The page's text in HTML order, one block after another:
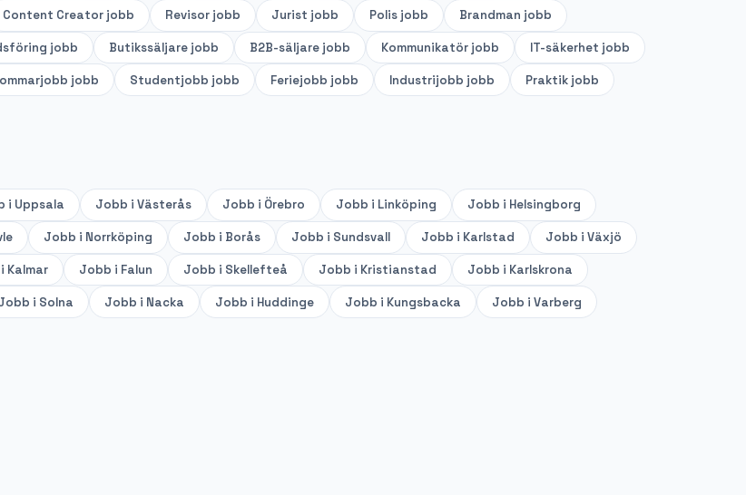
Content Creator jobb Revisor jobb Jurist jobb Polis jobb Brandman jobb
jobb Butikssäljare jobb B2B-säljare jobb Kommunikatör jobb IT-säkerhet jobb
jobb Studentjobb jobb Feriejobb jobb Industrijobb jobb Praktik jobb
i Uppsala Jobb i Västerås Jobb i Örebro Jobb i Linköping Jobb i Helsingborg
Jobb i Norrköping Jobb i Borås Jobb i Sundsvall Jobb i Karlstad Jobb i Växjö
Kalmar Jobb i Falun Jobb i Skellefteå Jobb i Kristianstad Jobb i Karlskrona
i Solna Jobb i Nacka Jobb i Huddinge Jobb i Kungsbacka Jobb i Varberg